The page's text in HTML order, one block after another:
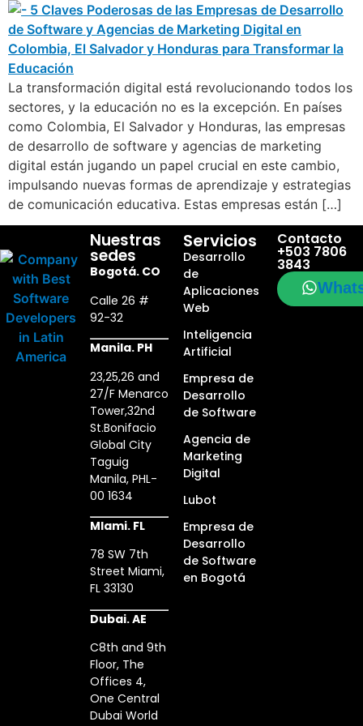
La transformación digital está revolucionando todos los
sectores, y la educación no es la excepción. En países
como Colombia, El Salvador y Honduras, las empresas
de desarrollo de software y agencias de marketing
digital están jugando un papel crucial en este cambio,
impulsando nuevas formas de aprendizaje y estrategias
de comunicación educativa. Estas empresas están […]
Nuestras
sedes
Bogotá. CO
Calle 26 #
92-32
Manila. PH
23,25,26 and
27/F Menarco
Tower,32nd
St.Bonifacio
Global City
Taguig
Manila, PHL-
00 1634
MIami. FL
78 SW 7th
Street Miami,
FL 33130
Dubai. AE
C8th and 9th
Floor, The
Offices 4,
One Central
Dubai World
Servicios
Desarrollo
de
Aplicaciones
Web
Inteligencia
Artificial
Empresa de
Desarrollo
de Software
Agencia de
Marketing
Digital
Lubot
Empresa de
Desarrollo
de Software
en Bogotá
Contacto
+503 7806
3843